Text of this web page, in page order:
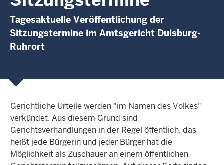
Tagesaktuelle Veröffentlichung der
Sitzungstermine im Amtsgericht Duisburg-
Ruhrort
Gerichtliche Urteile werden "im Namen des Volkes"
verkündet. Aus diesem Grund sind
Gerichtsverhandlungen in der Regel öffentlich, das
heißt jede Bürgerin und jeder Bürger hat die
Möglichkeit als Zuschauer an einem öffentlichen